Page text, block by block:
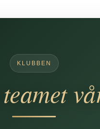
KLUBBEN
teamet